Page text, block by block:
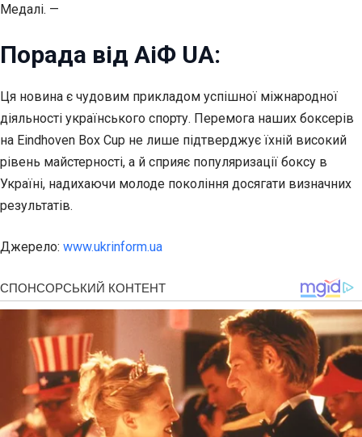
Медалі. —
Порада від АіФ UA:
Ця новина є чудовим прикладом успішної міжнародної
діяльності українського спорту. Перемога наших боксерів
на Eindhoven Box Cup не лише підтверджує їхній високий
рівень майстерності, а й сприяє популяризації боксу в
Україні, надихаючи молоде покоління досягати визначних
результатів.
Джерело: www.ukrinform.ua